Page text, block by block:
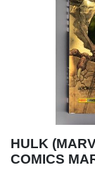
HULK
COMICS